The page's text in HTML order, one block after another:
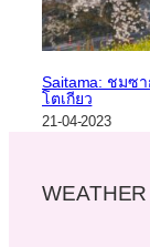
Saitama: ชมซา
โตเกียว
21-04-2023
WEATHER